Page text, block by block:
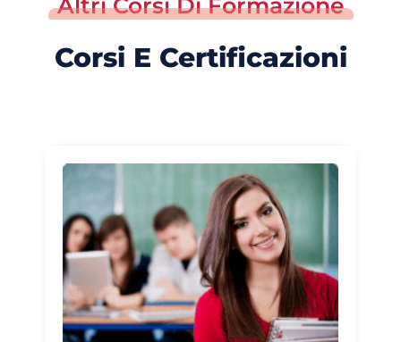
Altri Corsi Di Formazione
Corsi E Certificazioni